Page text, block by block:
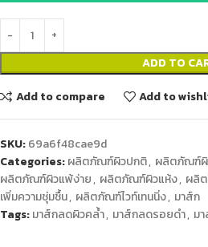
ADD TO
Add to compare
Add to
SKU:69a6f48cae9d
Categories:ผลิตภัณฑ์ผิวปกติ, ผลิตภัณฑ์
ผลิตภัณฑ์ผิวแพ้ง่าย, ผลิตภัณฑ์ผิวแห้ง, ผลิ
เพิ่มความชุ่มชื้น, ผลิตภัณฑ์ไวท์เทนนิ่ง, มาส์ก
Tags:มาส์กลดผิวคล้ำ, มาส์กลดรอยดำ, ม